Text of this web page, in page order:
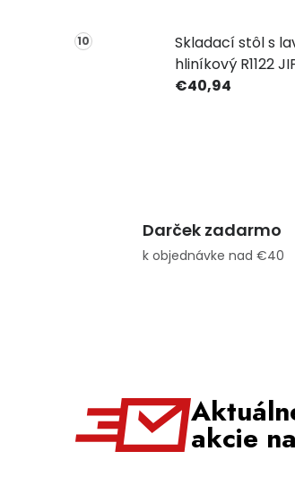
Skladací stôl s
hliníkový R1122
€40,94
Darček zadarmo
k objednávke nad €40
akcie